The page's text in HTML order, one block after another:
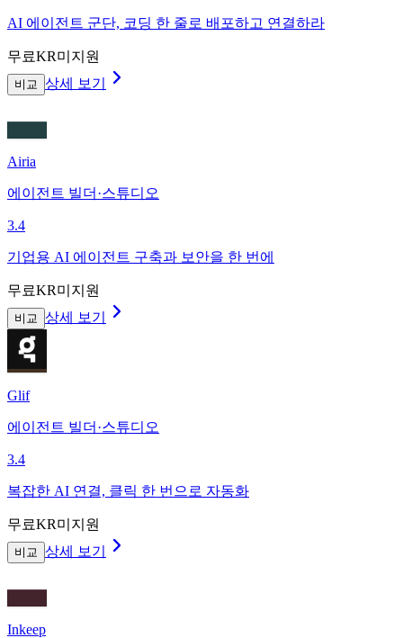
AI 에이전트 군단, 코딩 한 줄로 배포하고 연결하라
무료KR미지원
비교 상세 보기
Airia
에이전트 빌더·스튜디오
3.4
기업용 AI 에이전트 구축과 보안을 한 번에
무료KR미지원
비교 상세 보기
Glif
에이전트 빌더·스튜디오
3.4
복잡한 AI 연결, 클릭 한 번으로 자동화
무료KR미지원
비교 상세 보기
Inkeep